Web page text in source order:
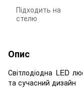
Підходить на
стелю
Опис
Світлодіодна LED
та сучасний дизайн